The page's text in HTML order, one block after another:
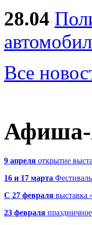
28.04
Все
9 апреля открытие
16 и 17 марта
С 27 февраля выставка
23 февраля